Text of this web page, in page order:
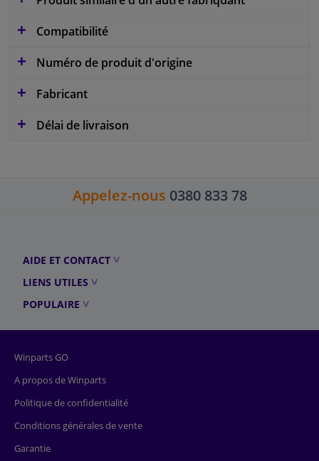
Compatibilité
Numéro de produit d'origine
Fabricant
Délai de livraison
Appelez-nous 0380 833 78
AIDE ET CONTACT
LIENS UTILES
POPULAIRE
Winparts GO
A propos de Winparts
Politique de confidentialité
Conditions générales de vente
Garantie